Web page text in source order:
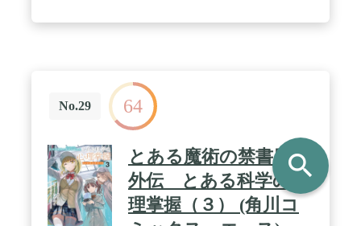
No.29 64
とある魔術の禁書目録
外伝 とある科学の心
理掌握（３） (角川コ
search